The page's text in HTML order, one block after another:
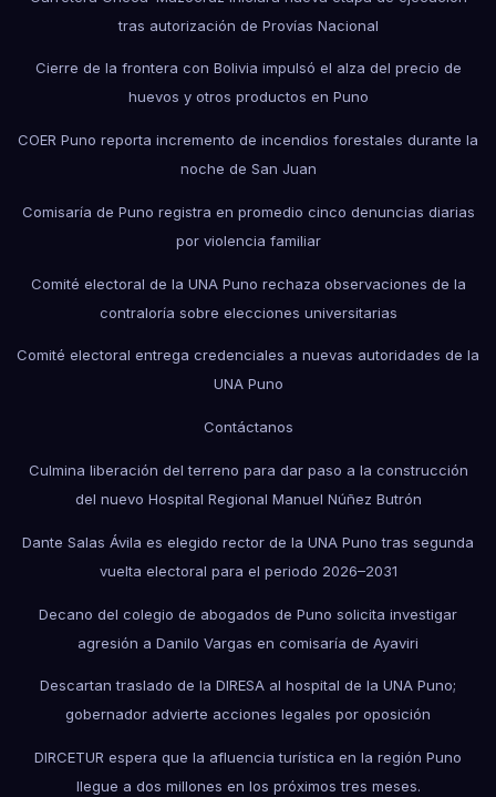
tras autorización de Provías Nacional
Cierre de la frontera con Bolivia impulsó el alza del precio de
huevos y otros productos en Puno
COER Puno reporta incremento de incendios forestales durante la
noche de San Juan
Comisaría de Puno registra en promedio cinco denuncias diarias
por violencia familiar
Comité electoral de la UNA Puno rechaza observaciones de la
contraloría sobre elecciones universitarias
Comité electoral entrega credenciales a nuevas autoridades de la
UNA Puno
Contáctanos
Culmina liberación del terreno para dar paso a la construcción
del nuevo Hospital Regional Manuel Núñez Butrón
Dante Salas Ávila es elegido rector de la UNA Puno tras segunda
vuelta electoral para el periodo 2026–2031
Decano del colegio de abogados de Puno solicita investigar
agresión a Danilo Vargas en comisaría de Ayaviri
Descartan traslado de la DIRESA al hospital de la UNA Puno;
gobernador advierte acciones legales por oposición
DIRCETUR espera que la afluencia turística en la región Puno
llegue a dos millones en los próximos tres meses.